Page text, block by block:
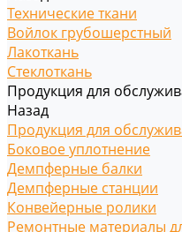
Технические ткани
Войлок грубошерстный
Лакоткань
Стеклоткань
Продукция для
Назад
Продукция для
Боковое уплотнение
Демпферные балки
Демпферные станции
Конвейерные ролики
Ремонтные материалы